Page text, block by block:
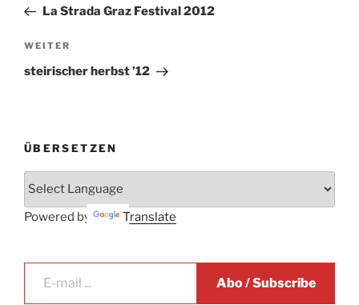
Beitrag
La Strada Graz Festival 2012
Nächster
Beitrag
WEITER
steirischer herbst ’12
ÜBERSETZEN
Powered by Translate
E-mail ...
Abo / Subscribe